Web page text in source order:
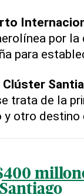
por la
para
Clúster
trata de la
y otro destino